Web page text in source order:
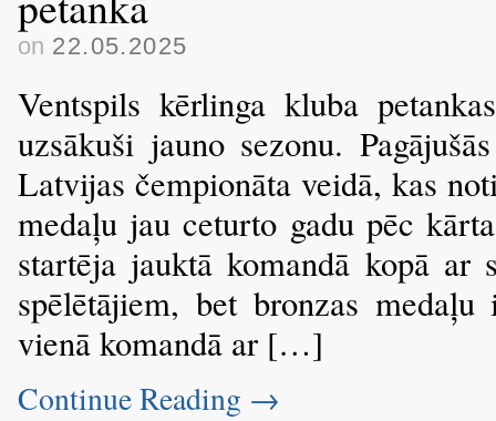
on 22.05.2025
Ventspils kērlinga kluba
uzsākuši jauno sezonu.
Latvijas čempionāta veidā, kas
medaļu jau ceturto gadu pēc
startēja jauktā komandā kopā ar
spēlētājiem, bet bronzas
vienā komandā ar […]
Continue Reading →